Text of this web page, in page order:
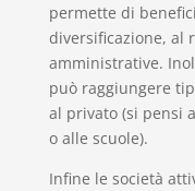
permette di
diversificazione, al
amministrative.
può raggiungere
al privato (si pensi
o alle scuole).
Infine le società